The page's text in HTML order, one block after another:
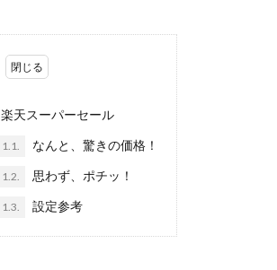
楽天スーパーセール
1.1. なんと、驚きの価格！
1.2. 思わず、ポチッ！
1.3. 設定参考